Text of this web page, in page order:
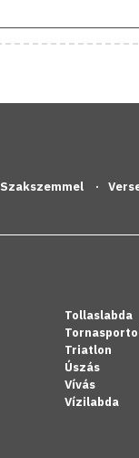
Szakszemmel
Tollaslabda
Triatlon
Úszás
Vívás
Vízilabda